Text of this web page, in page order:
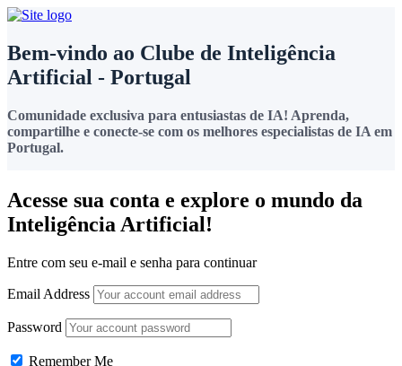
Bem-vindo ao Clube de Inteligência
Artificial - Portugal
Comunidade exclusiva para entusiastas de IA! Aprenda,
compartilhe e conecte-se com os melhores especialistas de IA em
Portugal.
Acesse sua conta e explore o mundo da
Inteligência Artificial!
Entre com seu e-mail e senha para continuar
Email Address
Password
Remember Me